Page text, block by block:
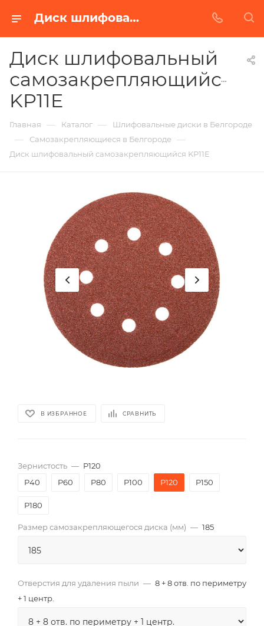
Диск шлифовальный самозакрепляющийся KP11E в Белгороде | Купить по недорогой цене от Абразивного Завода
Диск шлифовальный
самозакрепляющийся
KP11E
Главная — Каталог — Шлифовальные диски в Белгороде
— Самозакрепляющиеся в Белгороде —
Диск шлифовальный самозакрепляющийся KP11E
В ИЗБРАННОЕ СРАВНИТЬ
Зернистость — P120
P40
P60 P80 P100 P120 P150
P180
Размер самозакрепляющегося диска (мм) — 185
Отверстия для удаления пыли — 8 + 8 отв. по периметру
+ 1 центр.